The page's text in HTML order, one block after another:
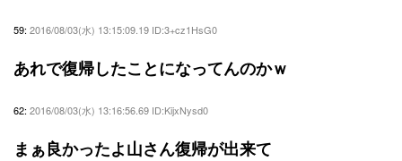
59: 2016/08/03(水) 13:15:09.19 ID:3+cz1HsG0
あれで復帰したことになってんのかｗ
62: 2016/08/03(水) 13:16:56.69 ID:KijxNysd0
まぁ良かったよ山さん復帰が出来て